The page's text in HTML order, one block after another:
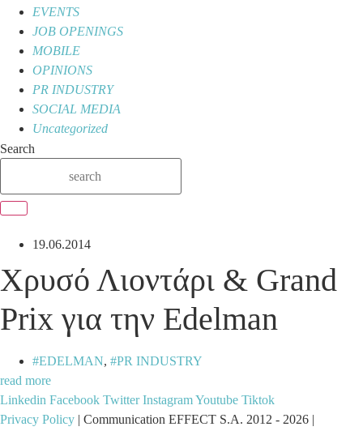
EVENTS
JOB OPENINGS
MOBILE
OPINIONS
PR INDUSTRY
SOCIAL MEDIA
Uncategorized
Search
19.06.2014
Χρυσό Λιοντάρι & Grand
Prix για την Edelman
EDELMAN,
PR INDUSTRY
read more
Linkedin Facebook Twitter InstagramYoutube Tiktok
Privacy Policy | Communication EFFECT S.A. 2012 - 2026 |